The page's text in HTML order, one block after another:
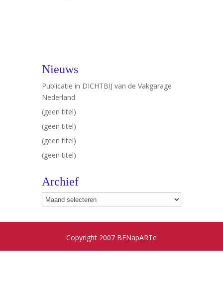
Nieuws
Publicatie in DICHTBIJ van de Vakgarage
Nederland
(geen titel)
(geen titel)
(geen titel)
(geen titel)
Archief
Archief
Copyright 2007 BENapARTe